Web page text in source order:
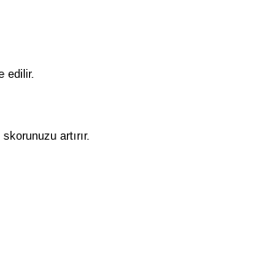
edilir.
artırır.